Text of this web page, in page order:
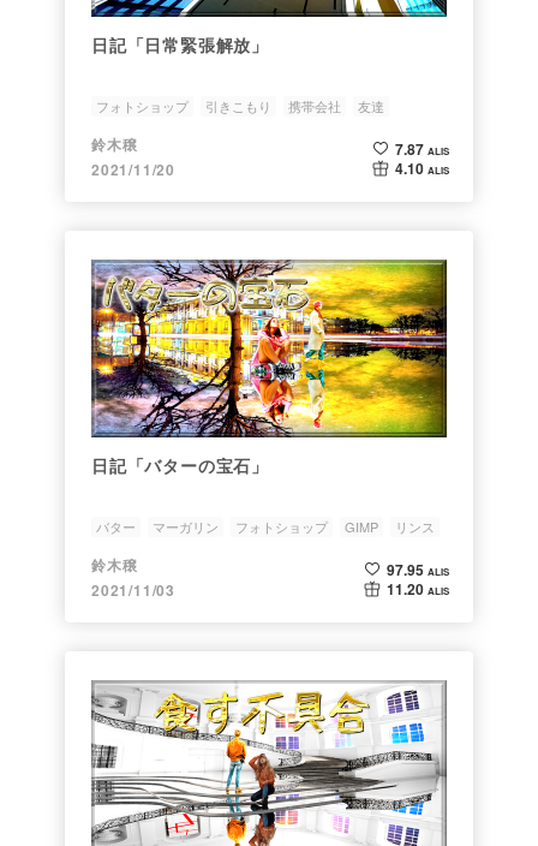
日記「日常緊張解放」
フォトショップ 引きこもり 携帯会社
友達
UQモバイル
鈴木穣
2021/11/20
7.87 ALIS
4.10 ALIS
日記「バターの宝石」
バター マーガリン フォトショップ GIMP リンス
鈴木穣
2021/11/03
97.95 ALIS
11.20 ALIS